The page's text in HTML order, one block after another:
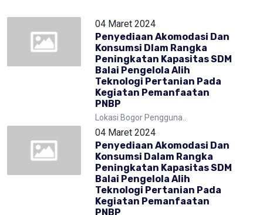
04 Maret 2024
Penyediaan Akomodasi Dan
Konsumsi Dlam Rangka
Peningkatan Kapasitas SDM
Balai Pengelola Alih
Teknologi Pertanian Pada
Kegiatan Pemanfaatan
PNBP
Lokasi Bogor Pengguna..
04 Maret 2024
Penyediaan Akomodasi Dan
Konsumsi Dalam Rangka
Peningkatan Kapasitas SDM
Balai Pengelola Alih
Teknologi Pertanian Pada
Kegiatan Pemanfaatan
PNBP